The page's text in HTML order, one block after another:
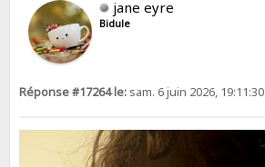
jane eyre
Bidule
Réponse #17264 le: sam. 6 juin 2026, 19:11:30